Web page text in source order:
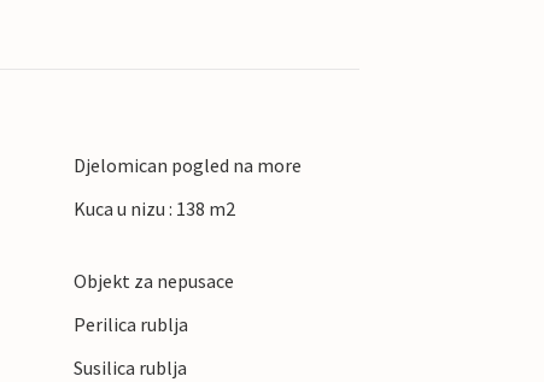
Djelomican pogled na more
Kuca u nizu : 138 m2
Objekt za nepusace
Perilica rublja
Susilica rublja